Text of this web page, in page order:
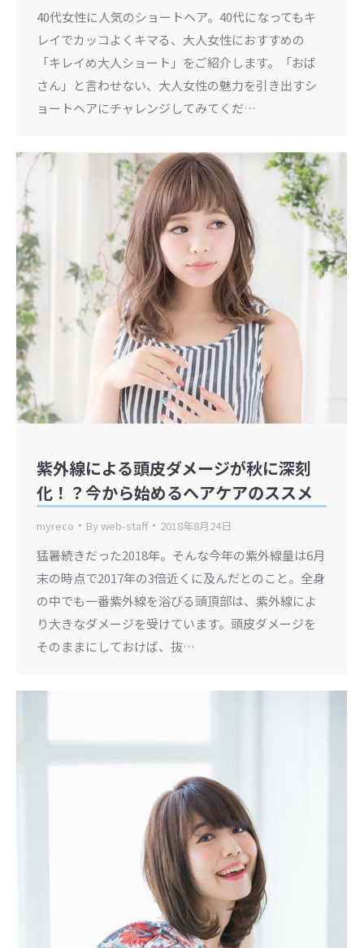
40代女性に人気のショートヘア。40代になってもキ
レイでカッコよくキマる、大人女性におすすめの
「キレイめ大人ショート」をご紹介します。「おば
さん」と言わせない、大人女性の魅力を引き出すシ
ョートヘアにチャレンジしてみてくだ…
紫外線による頭皮ダメージが秋に深刻
化！？今から始めるヘアケアのススメ
myreco Byweb-staff 2018年8月24日
猛暑続きだった2018年。そんな今年の紫外線量は6月
末の時点で2017年の3倍近くに及んだとのこと。全身
の中でも一番紫外線を浴びる頭頂部は、紫外線によ
り大きなダメージを受けています。頭皮ダメージを
そのままにしておけば、抜…